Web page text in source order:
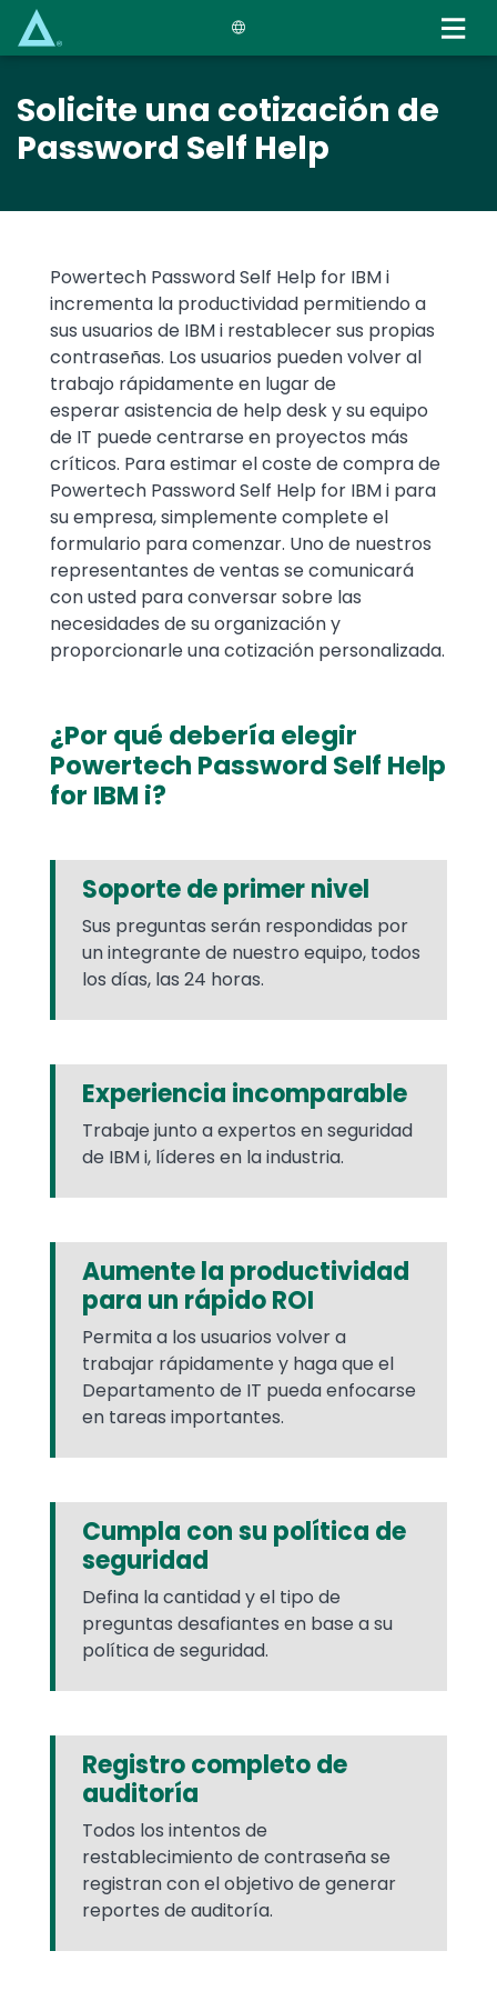
content
Solicite una cotización de
Password Self Help
Text
Powertech Password Self Help for IBM i
incrementa la productividad permitiendo a
sus usuarios de IBM i restablecer sus propias
contraseñas. Los usuarios pueden volver al
trabajo rápidamente en lugar de
esperar asistencia de help desk y su equipo
de IT puede centrarse en proyectos más
críticos. Para estimar el coste de compra de
Powertech Password Self Help for IBM i para
su empresa, simplemente complete el
formulario para comenzar. Uno de nuestros
representantes de ventas se comunicará
con usted para conversar sobre las
necesidades de su organización y
proporcionarle una cotización personalizada.
¿Por qué debería elegir
Powertech Password Self Help
for IBM i?
Soporte de primer nivel
Sus preguntas serán respondidas por
un integrante de nuestro equipo, todos
los días, las 24 horas.
Experiencia incomparable
Trabaje junto a expertos en seguridad
de IBM i, líderes en la industria.
Aumente la productividad
para un rápido ROI
Permita a los usuarios volver a
trabajar rápidamente y haga que el
Departamento de IT pueda enfocarse
en tareas importantes.
Cumpla con su política de
seguridad
Defina la cantidad y el tipo de
preguntas desafiantes en base a su
política de seguridad.
Registro completo de
auditoría
Todos los intentos de
restablecimiento de contraseña se
registran con el objetivo de generar
reportes de auditoría.